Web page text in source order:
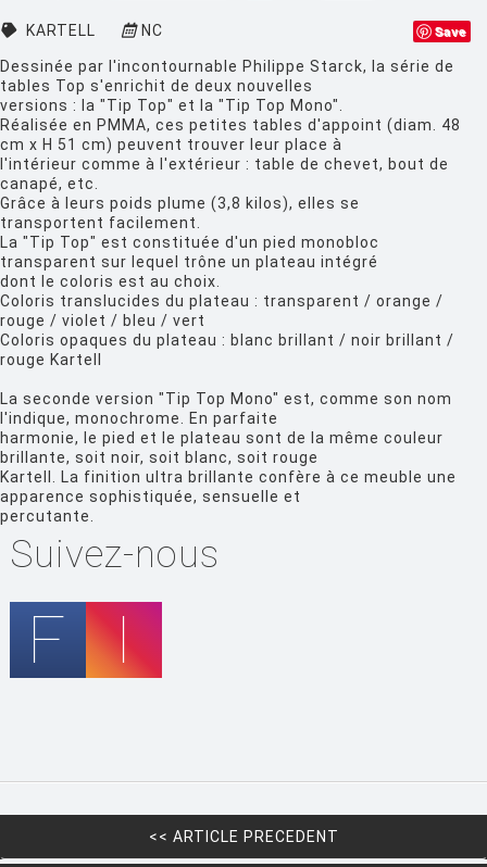
EDRA
EGO PARIS
EMU
ESTABLISHED AND SONS
ETHNICRAFT
FATBOY
FERMOB
FIAM
FLOS
FLYTE
FONTANA ARTE
FOSCARINI
FRITZ HANSEN
GERVASONI
GLAS ITALIA
KARTELL NC Save
Dessinée par l'incontournable Philippe Starck, la série de
tables Top s'enrichit de deux nouvelles
versions : la "Tip Top" et la "Tip Top Mono".
Réalisée en PMMA, ces petites tables d'appoint (diam. 48
cm x H 51 cm) peuvent trouver leur place à
l'intérieur comme à l'extérieur : table de chevet, bout de
canapé, etc.
Grâce à leurs poids plume (3,8 kilos), elles se
transportent facilement.
La "Tip Top" est constituée d'un pied monobloc
transparent sur lequel trône un plateau intégré
dont le coloris est au choix.
Coloris translucides du plateau : transparent / orange /
rouge / violet / bleu / vert
Coloris opaques du plateau : blanc brillant / noir brillant /
rouge Kartell
La seconde version "Tip Top Mono" est, comme son nom
l'indique, monochrome. En parfaite
harmonie, le pied et le plateau sont de la même couleur
brillante, soit noir, soit blanc, soit rouge
Kartell. La finition ultra brillante confère à ce meuble une
apparence sophistiquée, sensuelle et
percutante.
Suivez-nous
<< ARTICLE PRECEDENT